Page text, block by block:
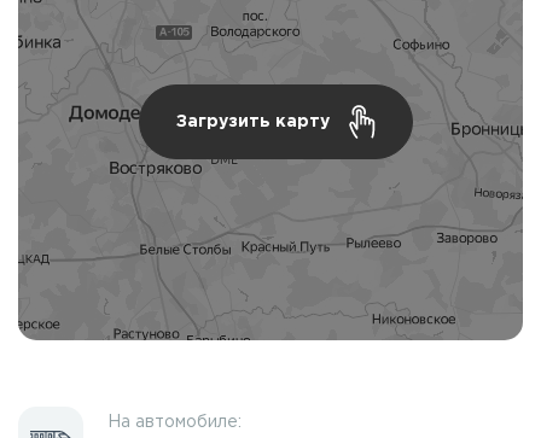
Загрузить карту
На автомобиле: